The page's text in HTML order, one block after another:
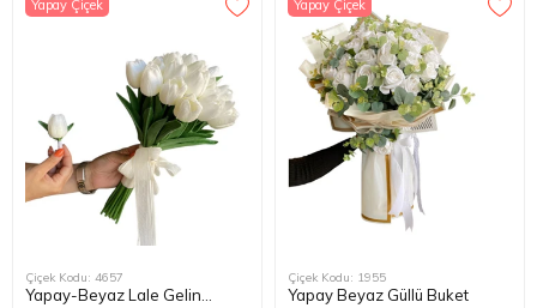
Yapay Çiçek
Çiçek Kodu: 4657
Yapay-Beyaz Lale Gelin
Yapay Çiçek
Çiçek Kodu: 1955
Yapay Beyaz Güllü Buket